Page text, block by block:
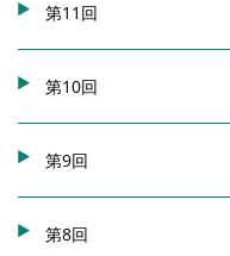
第11回
第10回
第9回
第8回